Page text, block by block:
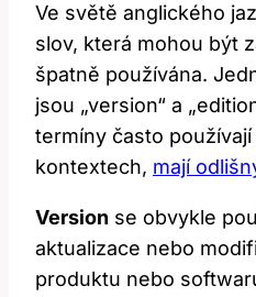
Ve světě anglického
slov, která mohou být
špatně používána.
jsou „version“ a
termíny často
kontextech, mají
Version se obvykle
aktualizace nebo
produktu nebo